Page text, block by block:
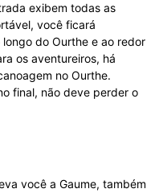
exibem todas as
você ficará
do Ourthe e ao redor
os aventureiros, há
no Ourthe.
final, não deve perder o
você a Gaume, também